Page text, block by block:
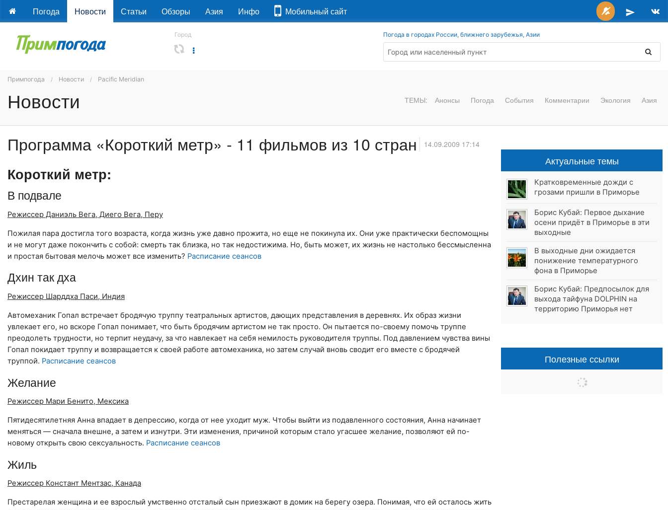
Погода Новости Статьи Обзоры Азия Инфо Мобильный сайт
Город Погода в городах России, ближнего зарубежья, Азии
Примпогода Новости Pacific Meridian
Новости ТЕМЫ: Анонсы Погода События Комментарии Экология Азия
Программа «Короткий метр» - 11 фильмов из 10 стран 14.09.2009 17:14
Короткий метр:
В подвале
Режиссер Даниэль Вега, Диего Вега, Перу
Пожилая пара достигла того возраста, когда жизнь уже давно прожита, но еще не покинула их. Они уже практически беспомощны
и не могут даже покончить с собой: смерть так близка, но так недостижима. Но, быть может, их жизнь не настолько бессмысленна
и простая бытовая мелочь может все изменить? Расписание сеансов
Дхин так дха
Режиссер Шарддха Паси, Индия
Автомеханик Гопал встречает бродячую труппу театральных артистов, дающих представления в деревнях. Их образ жизни
увлекает его, но вскоре Гопал понимает, что быть бродячим артистом не так просто. Он пытается по-своему помочь труппе
преодолеть трудности, но терпит неудачу, за что навлекает на себя немилость руководителя труппы. Под давлением чувства вины
Гопал покидает труппу и возвращается к своей работе автомеханика, но затем случай вновь сводит его вместе с бродячей
труппой. Расписание сеансов
Желание
Режиссер Мари Бенито, Мексика
Пятидесятилетняя Анна впадает в депрессию, когда от нее уходит муж. Чтобы выйти из подавленного состояния, Анна начинает
меняться — сначала внешне, а затем и изнутри. Эти изменения, причиной которым стало угасшее желание, позволяют ей по-
новому открыть свою сексуальность. Расписание сеансов
Жиль
Режиссер Констант Ментзас, Канада
Престарелая женщина и ее взрослый умственно отсталый сын приезжают в домик на берегу озера. Понимая, что ей осталось жить
Актуальные темы
Кратковременные дожди с
грозами пришли в Приморье
Борис Кубай: Первое дыхание
осени придёт в Приморье в эти
выходные
В выходные дни ожидается
понижение температурного
фона в Приморье
Борис Кубай: Предпосылок для
выхода тайфуна DOLPHIN на
территорию Приморья нет
Полезные ссылки